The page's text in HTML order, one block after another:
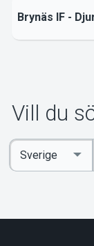
Brynäs IF -
Vill du
Ange
sökord
Select
Country